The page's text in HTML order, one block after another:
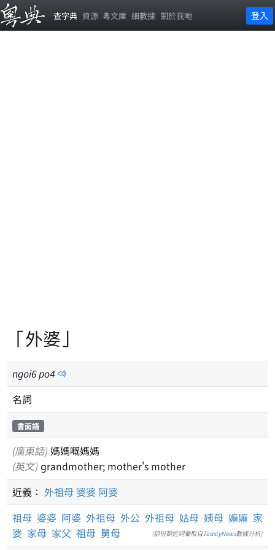
查字典 資源 粵文庫 細數據 關於我哋 登入
「外婆」
ngoi6po4
名詞
書面語
(廣東話) 媽媽嘅媽媽
(英文) grandmother; mother's mother
近義： 外祖母 婆婆 阿婆
祖母 婆婆 阿婆 外祖母 外公 外祖母 姑母 姨母 嫲嫲 家
婆 家母 家父 祖母 舅母 (部份類近詞彙取自ToastyNews數據分析)